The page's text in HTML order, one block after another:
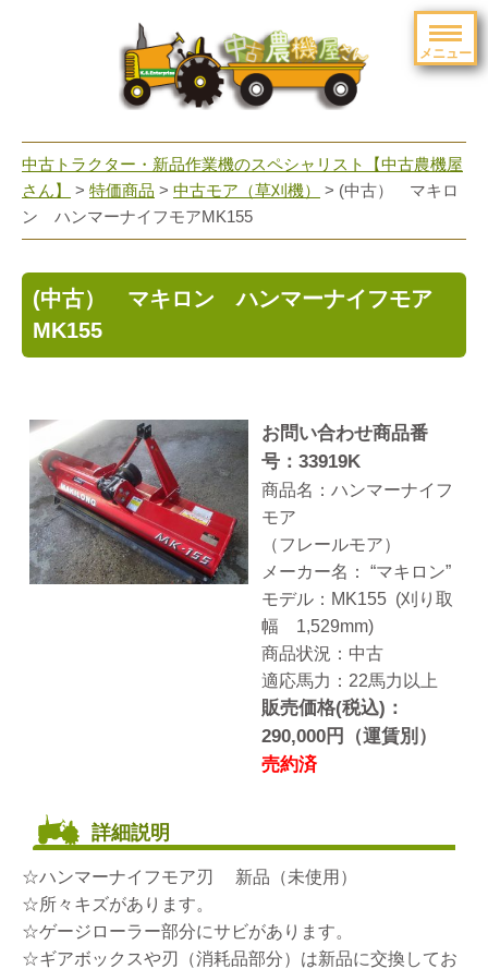
メニュー
navigation
中古トラクター・新品作業機のスペシャリスト【中古農機屋
さん】
> 特価商品 > 中古モア（草刈機）
> (中古） マキロ
ン ハンマーナイフモアMK155
(中古） マキロン ハンマーナイフモア
MK155
お問い合わせ商品番
号：33919K
商品名：ハンマーナイフ
モア
（フレールモア）
メーカー名： “マキロン”
モデル：MK155 (刈り取
幅 1,529mm)
商品状況：中古
適応馬力：22馬力以上
販売価格(税込)：
290,000円（運賃別）
売約済
詳細説明
☆ハンマーナイフモア刃 新品（未使用）
☆所々キズがあります。
☆ゲージローラー部分にサビがあります。
☆ギアボックスや刃（消耗品部分）は新品に交換してお